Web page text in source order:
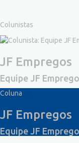
Colunistas
JF Empregos
Equipe JF
Coluna
JF Empregos
Equipe JF